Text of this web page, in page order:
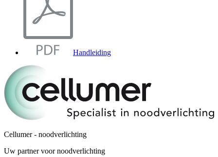
Handleiding
Cellumer - noodverlichting
Uw partner voor noodverlichting